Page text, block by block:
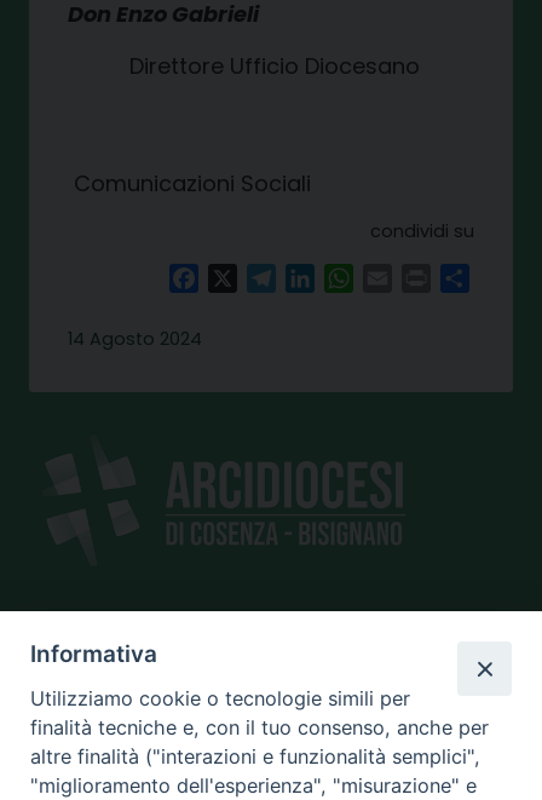
Don Enzo Gabrieli
Direttore Ufficio Diocesano
Comunicazioni Sociali
condividi su
FacebookTelegramLinkedInWhatsAppPrint
14 Agosto 2024
SEDE
piazza Giano Parrasio, 16
87100 Cosenza
Informativa
Utilizziamo cookie o tecnologie simili per
finalità tecniche e, con il tuo consenso, anche per
altre finalità ("interazioni e funzionalità semplici",
"miglioramento dell'esperienza", "misurazione" e